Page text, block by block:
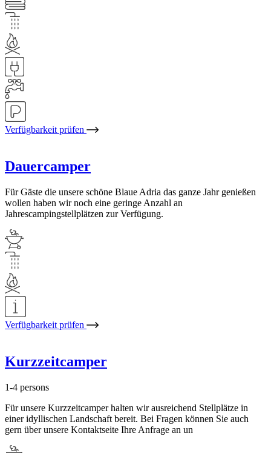
Verfügbarkeit prüfen
Dauercamper
Für Gäste die unsere schöne Blaue Adria das ganze Jahr genießen
wollen haben wir noch eine geringe Anzahl an
Jahrescampingstellplätzen zur Verfügung.
Verfügbarkeit prüfen
Kurzzeitcamper
1-4 persons
Für unsere Kurzzeitcamper halten wir ausreichend Stellplätze in
einer idyllischen Landschaft bereit. Bei Fragen können Sie auch
gern über unsere Kontaktseite Ihre Anfrage an un